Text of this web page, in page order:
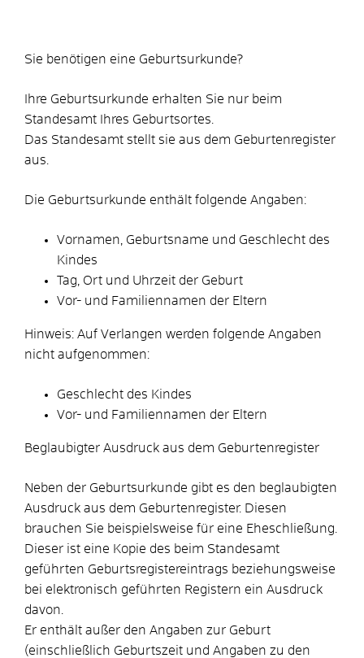
Sie benötigen eine Geburtsurkunde?
Ihre Geburtsurkunde erhalten Sie nur beim
Standesamt Ihres Geburtsortes.
Das Standesamt stellt sie aus dem Geburtenregister
aus.
Die Geburtsurkunde enthält folgende Angaben:
Vornamen, Geburtsname und Geschlecht des
Kindes
Tag, Ort und Uhrzeit der Geburt
Vor- und Familiennamen der Eltern
Hinweis: Auf Verlangen werden folgende Angaben
nicht aufgenommen:
Geschlecht des Kindes
Vor- und Familiennamen der Eltern
Beglaubigter Ausdruck aus dem Geburtenregister
Neben der Geburtsurkunde gibt es den beglaubigten
Ausdruck aus dem Geburtenregister. Diesen
brauchen Sie beispielsweise für eine Eheschließung.
Dieser ist eine Kopie des beim Standesamt
geführten Geburtsregistereintrags beziehungsweise
bei elektronisch geführten Registern ein Ausdruck
davon.
Er enthält außer den Angaben zur Geburt
(einschließlich Geburtszeit und Angaben zu den